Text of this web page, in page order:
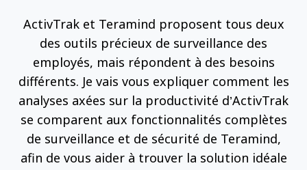
ActivTrak et Teramind proposent tous deux
des outils précieux de surveillance des
employés, mais répondent à des besoins
différents. Je vais vous expliquer comment les
analyses axées sur la productivité d’ActivTrak
se comparent aux fonctionnalités complètes
de surveillance et de sécurité de Teramind,
afin de vous aider à trouver la solution idéale